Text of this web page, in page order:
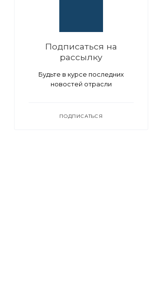
Подписаться на
рассылку
Будьте в курсе последних
новостей отрасли
ПОДПИСАТЬСЯ